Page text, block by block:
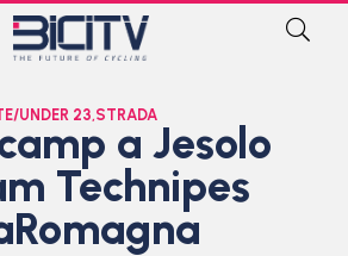
UNDER 23,STRADA
a Jesolo
Technipes